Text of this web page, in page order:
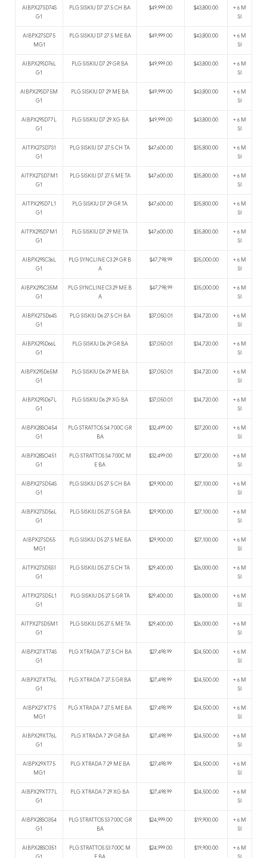
AIBPX27SD74S
G1
PLG SISKIU D7 27.5 CH BA $49,999.00 $43,800.00
+ 6 M
SI
AIBPX27SD75
MG1
PLG SISKIU D7 27.5 ME BA $49,999.00 $43,800.00
+ 6 M
SI
AIBPX29SD76L
G1
PLG SISKIU D7 29 GR BA $49,999.00 $43,800.00
+ 6 M
SI
AIBPX29SD75M
G1
PLG SISKIU D7 29 ME BA $49,999.00 $43,800.00
+ 6 M
SI
AIBPX29SD77L
G1
PLG SISKIU D7 29 XG BA $49,999.00 $43,800.00
+ 6 M
SI
AITPX27SD7S1
G1
PLG SISKIU D7 27.5 CH TA $47,600.00 $35,800.00
+ 6 M
SI
AITPX27SD7M1
G1
PLG SISKIU D7 27.5 ME TA $47,600.00 $35,800.00
+ 6 M
SI
AITPX29SD7L1
G1
PLG SISKIU D7 29 GR TA $47,600.00 $35,800.00
+ 6 M
SI
AITPX29SD7M1
G1
PLG SISKIU D7 29 ME TA $47,600.00 $35,800.00
+ 6 M
SI
AIBPX29SC36L
G1
PLG SYNCLINE C3 29 GR B
A
$47,798.99 $35,000.00
+ 6 M
SI
AIBPX29SC35M
G1
PLG SYNCLINE C3 29 ME B
A
$47,798.99 $35,000.00
+ 6 M
SI
AIBPX27SD64S
G1
PLG SISKIU D6 27.5 CH BA $37,050.01 $34,720.00
+ 6 M
SI
AIBPX29SD66L
G1
PLG SISKIU D6 29 GR BA $37,050.01 $34,720.00
+ 6 M
SI
AIBPX29SD65M
G1
PLG SISKIU D6 29 ME BA $37,050.01 $34,720.00
+ 6 M
SI
AIBPX29SD67L
G1
PLG SISKIU D6 29 XG BA $37,050.01 $34,720.00
+ 6 M
SI
AIBPX28SO454
G1
PLG STRATTOS S4 700C GR
BA
$32,499.00 $27,200.00
+ 6 M
SI
AIBPX28SO451
G1
PLG STRATTOS S4 700C M
E BA
$32,499.00 $27,200.00
+ 6 M
SI
AIBPX27SD54S
G1
PLG SISKIU D5 27.5 CH BA $29,900.00 $27,100.00
+ 6 M
SI
AIBPX27SD56L
G1
PLG SISKIU D5 27.5 GR BA $29,900.00 $27,100.00
+ 6 M
SI
AIBPX27SD55
MG1
PLG SISKIU D5 27.5 ME BA $29,900.00 $27,100.00
+ 6 M
SI
AITPX27SD5S1
G1
PLG SISKIU D5 27.5 CH TA $29,400.00 $26,000.00
+ 6 M
SI
AITPX27SD5L1
G1
PLG SISKIU D5 27.5 GR TA $29,400.00 $26,000.00
+ 6 M
SI
AITPX27SD5M1
G1
PLG SISKIU D5 27.5 ME TA $29,400.00 $26,000.00
+ 6 M
SI
AIBPX27XT74S
G1
PLG XTRADA 7 27.5 CH BA $27,498.99 $24,500.00
+ 6 M
SI
AIBPX27XT76L
G1
PLG XTRADA 7 27.5 GR BA $27,498.99 $24,500.00
+ 6 M
SI
AIBPX27XT75
MG1
PLG XTRADA 7 27.5 ME BA $27,498.99 $24,500.00
+ 6 M
SI
AIBPX29XT76L
G1
PLG XTRADA 7 29 GR BA $27,498.99 $24,500.00
+ 6 M
SI
AIBPX29XT75
MG1
PLG XTRADA 7 29 ME BA $27,498.99 $24,500.00
+ 6 M
SI
AIBPX29XT77L
G1
PLG XTRADA 7 29 XG BA $27,498.99 $24,500.00
+ 6 M
SI
AIBPX28SO354
G1
PLG STRATTOS S3 700C GR
BA
$24,999.00 $19,900.00
+ 6 M
SI
AIBPX28SO351
PLG STRATTOS S3 700C M
$24,999.00 $19,900.00
+ 6 M